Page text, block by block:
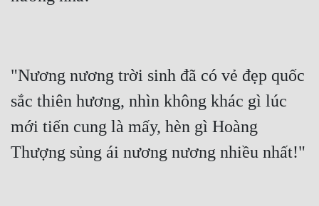
Tiểu Thuyết
Trinh Thám
Triều Đấu
Trùng Sinh
"Nương nương trời sinh đã có vẻ đẹp quốc
sắc thiên hương, nhìn không khác gì lúc
mới tiến cung là mấy, hèn gì Hoàng
Thượng sủng ái nương nương nhiều nhất!"